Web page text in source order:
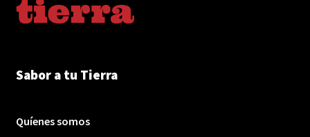
Sabor a tu Tierra
Quíenes somos